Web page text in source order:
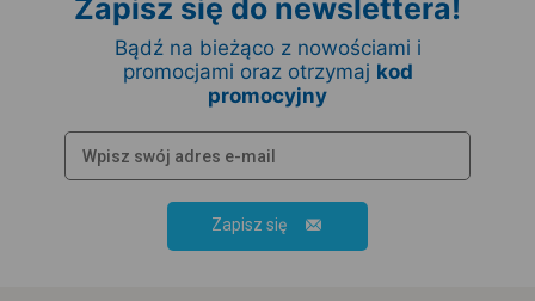
Zapisz się do newslettera!
Bądź na bieżąco z nowościami i
promocjami oraz otrzymaj kod
promocyjny
Zapisz się